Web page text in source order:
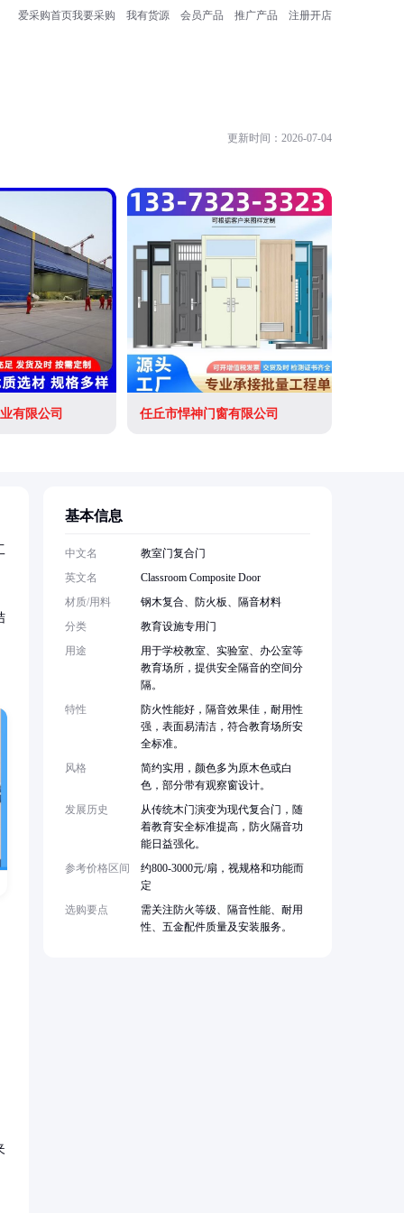
爱采购首页我要采购 我有货源 会员产品 推广产品 注册开店
更新时间：2026-07-04
有限公司 任丘市悍神门窗有限公司
基本信息
中文名
教室门复合门
英文名
Classroom Composite Door
材质/用料
钢木复合、防火板、隔音材料
分类
教育设施专用门
用途
用于学校教室、实验室、办公室等
教育场所，提供安全隔音的空间分
隔。
特性
防火性能好，隔音效果佳，耐用性
强，表面易清洁，符合教育场所安
全标准。
风格
简约实用，颜色多为原木色或白
色，部分带有观察窗设计。
发展历史
从传统木门演变为现代复合门，随
着教育安全标准提高，防火隔音功
能日益强化。
参考价格区间
约800-3000元/扇，视规格和功能而
定
选购要点
需关注防火等级、隔音性能、耐用
性、五金配件质量及安装服务。